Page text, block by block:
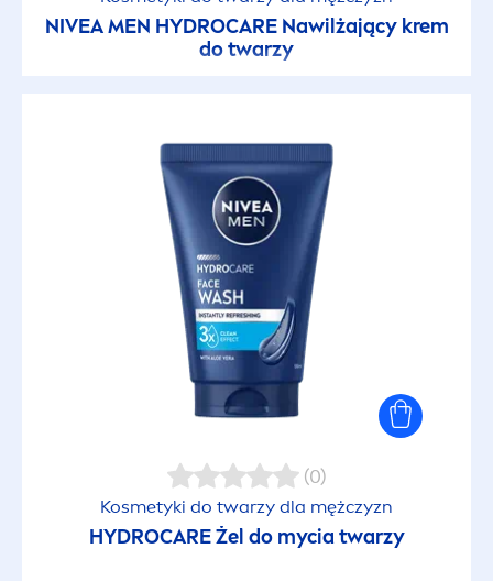
NIVEA MEN HYDROCARENawilżający krem
do twarzy
(0)
Kosmetyki do twarzy dla mężczyzn
HYDROCAREŻel do mycia twarzy